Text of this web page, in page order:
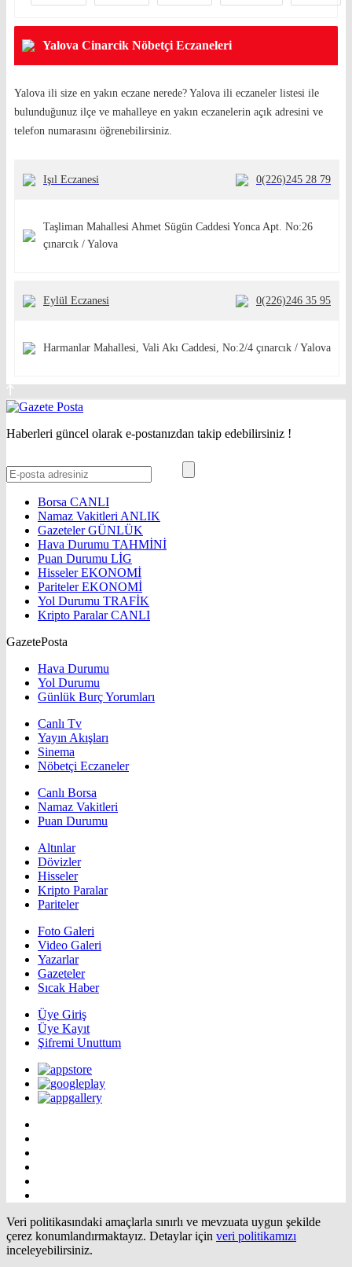
Yalova Cinarcik Nöbetçi Eczaneleri
Yalova ili size en yakın eczane nerede? Yalova ili eczaneler listesi ile
bulunduğunuz ilçe ve mahalleye en yakın eczanelerin açık adresini ve
telefon numarasını öğrenebilirsiniz.
Işıl Eczanesi 0(226)245 28 79
Taşliman Mahallesi Ahmet Sügün Caddesi Yonca Apt. No:26
çınarcık / Yalova
Eylül Eczanesi 0(226)246 35 95
Harmanlar Mahallesi, Vali Akı Caddesi, No:2/4 çınarcık / Yalova
Haberleri güncel olarak e-postanızdan takip edebilirsiniz !
Borsa CANLI
Namaz Vakitleri ANLIK
GazetelerGÜNLÜK
Hava Durumu TAHMİNİ
Puan Durumu LİG
HisselerEKONOMİ
ParitelerEKONOMİ
Yol Durumu TRAFİK
Kripto ParalarCANLI
GazetePosta
Hava Durumu
Yol Durumu
Günlük Burç Yorumları
Canlı Tv
Yayın Akışları
Sinema
Nöbetçi Eczaneler
Canlı Borsa
Namaz Vakitleri
Puan Durumu
Altınlar
Dövizler
Hisseler
Kripto Paralar
Pariteler
Foto Galeri
Video Galeri
Yazarlar
Gazeteler
Sıcak Haber
Üye Giriş
Üye Kayıt
Şifremi Unuttum
Veri politikasındaki amaçlarla sınırlı ve mevzuata uygun şekilde
çerez konumlandırmaktayız. Detaylar için veri politikamızı
inceleyebilirsiniz.